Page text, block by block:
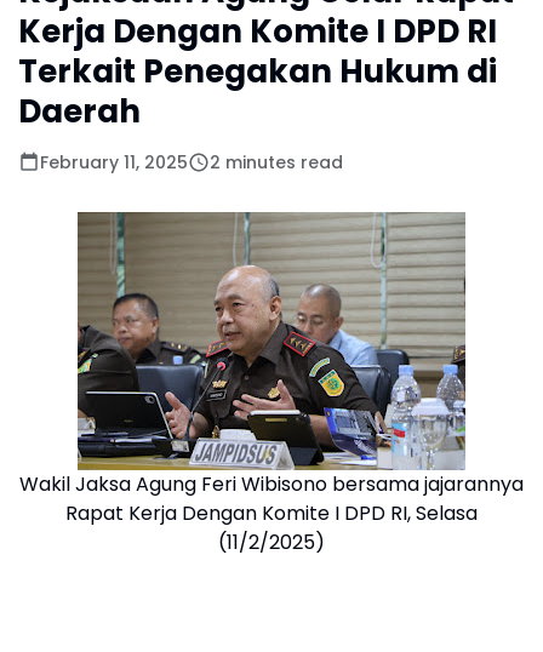
Kerja Dengan Komite I DPD RI
Terkait Penegakan Hukum di
Daerah
February 11, 2025 2 minutes read
Wakil Jaksa Agung Feri Wibisono bersama jajarannya
Rapat Kerja Dengan Komite I DPD RI, Selasa
(11/2/2025)